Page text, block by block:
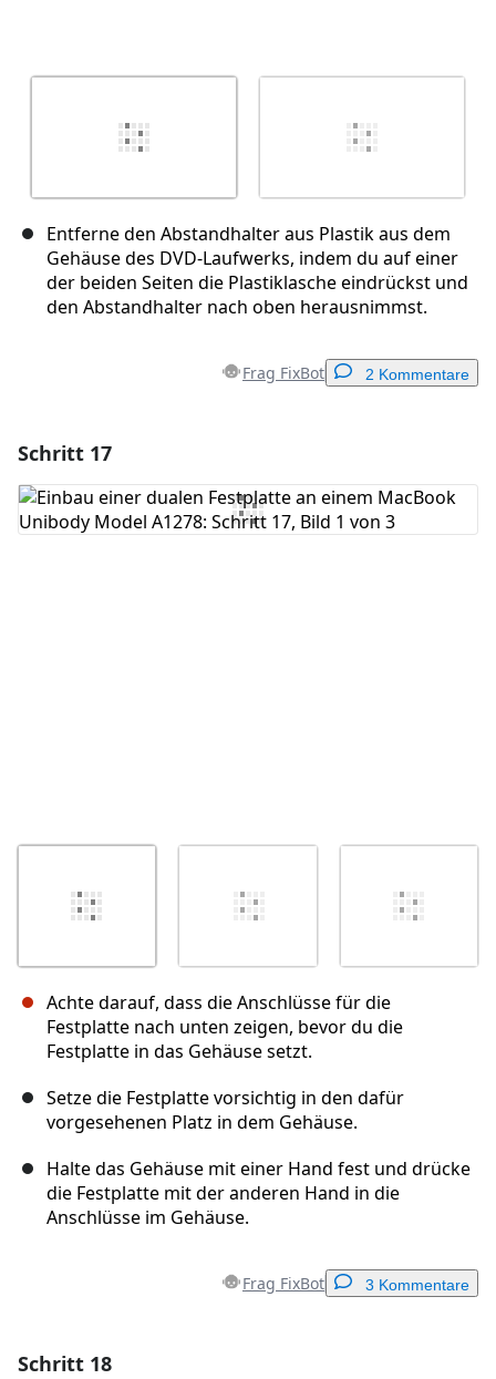
Entferne den Abstandhalter aus Plastik aus dem
Gehäuse des DVD-Laufwerks, indem du auf einer
der beiden Seiten die Plastiklasche eindrückst und
den Abstandhalter nach oben herausnimmst.
Frag FixBot 2 Kommentare
Kommentar hinzufügen
Schritt 17
Achte darauf, dass die Anschlüsse für die
Festplatte nach unten zeigen, bevor du die
Festplatte in das Gehäuse setzt.
Setze die Festplatte vorsichtig in den dafür
vorgesehenen Platz in dem Gehäuse.
Halte das Gehäuse mit einer Hand fest und drücke
die Festplatte mit der anderen Hand in die
Anschlüsse im Gehäuse.
Frag FixBot 3 Kommentare
Schritt 18